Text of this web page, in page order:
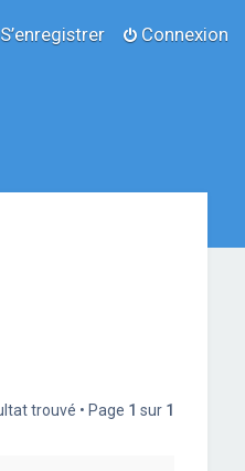
Connexion
S’enregistrer
trouvé • Page 1 sur 1